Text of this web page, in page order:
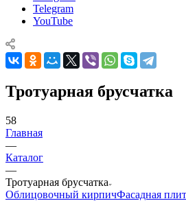
Telegram
YouTube
Тротуарная брусчатка
58
Главная
—
Каталог
—
Тротуарная брусчатка
Облицовочный кирпичФасадная